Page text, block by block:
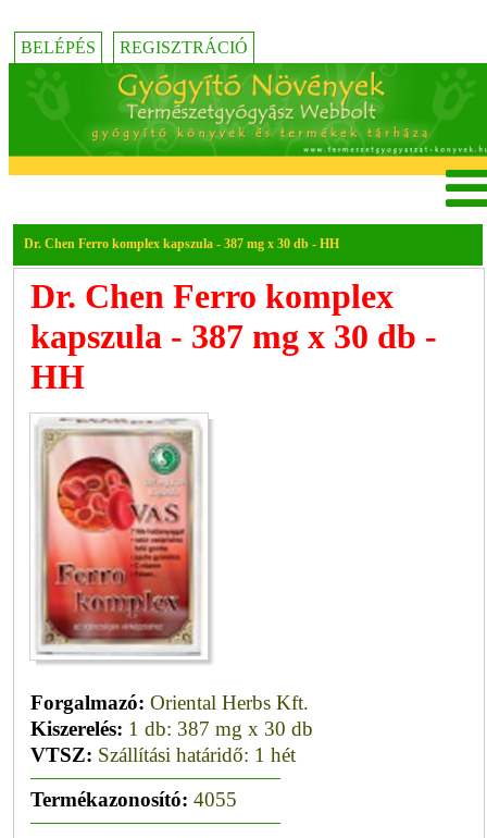
BELÉPÉS REGISZTRÁCIÓ
Dr. Chen Ferro komplex kapszula - 387 mg x 30 db - HH
Dr. Chen Ferro komplex
kapszula - 387 mg x 30 db -
HH
Forgalmazó: Oriental Herbs Kft.
Kiszerelés: 1 db: 387 mg x 30 db
VTSZ: Szállítási határidő: 1 hét
Termékazonosító: 4055